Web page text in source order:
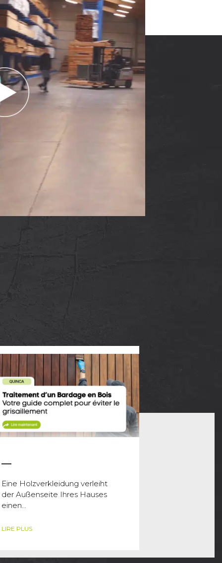
Eine Holzverkleidung verleiht
der Außenseite Ihres Hauses
einen...
LIRE PLUS